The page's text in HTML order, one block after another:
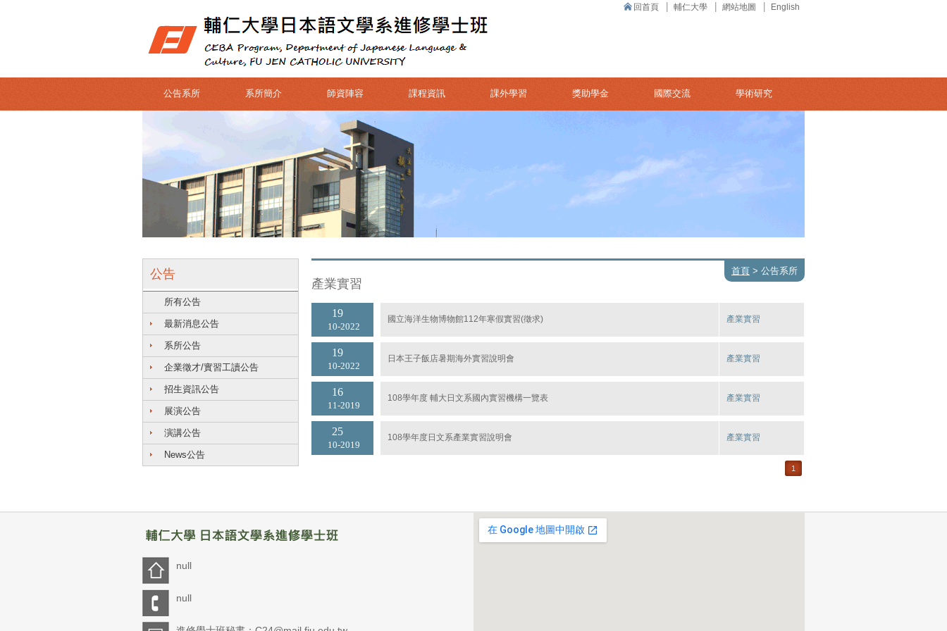
回首頁 輔仁大學 網站地圖 English
公告系所 系所簡介 師資陣容 課程資訊 課外學習 獎助學金 國際交流 學術研究
公告
所有公告
最新消息公告
系所公告
企業徵才/實習工讀公告
招生資訊公告
展演公告
演講公告
News公告
產業實習
首頁 > 公告系所
10 2022
19 國立海洋生物博物館112年寒假實習(徵求) 產業實習
10 2022
19 日本王子飯店暑期海外實習說明會 產業實習
11 2019
16 108學年度 輔大日文系國內實習機構一覽表 產業實習
10 2019
25 108學年度日文系產業實習說明會 產業實習
1
null
null